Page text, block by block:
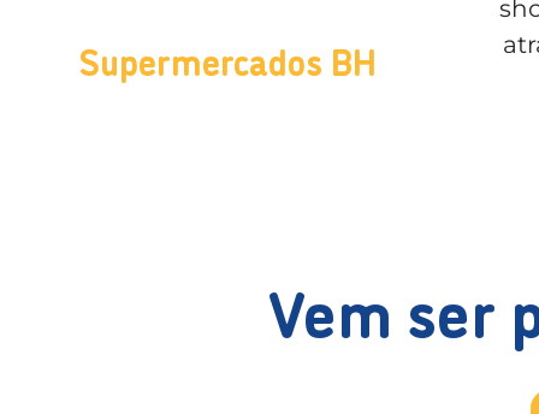
Supermercados BH
Vem ser